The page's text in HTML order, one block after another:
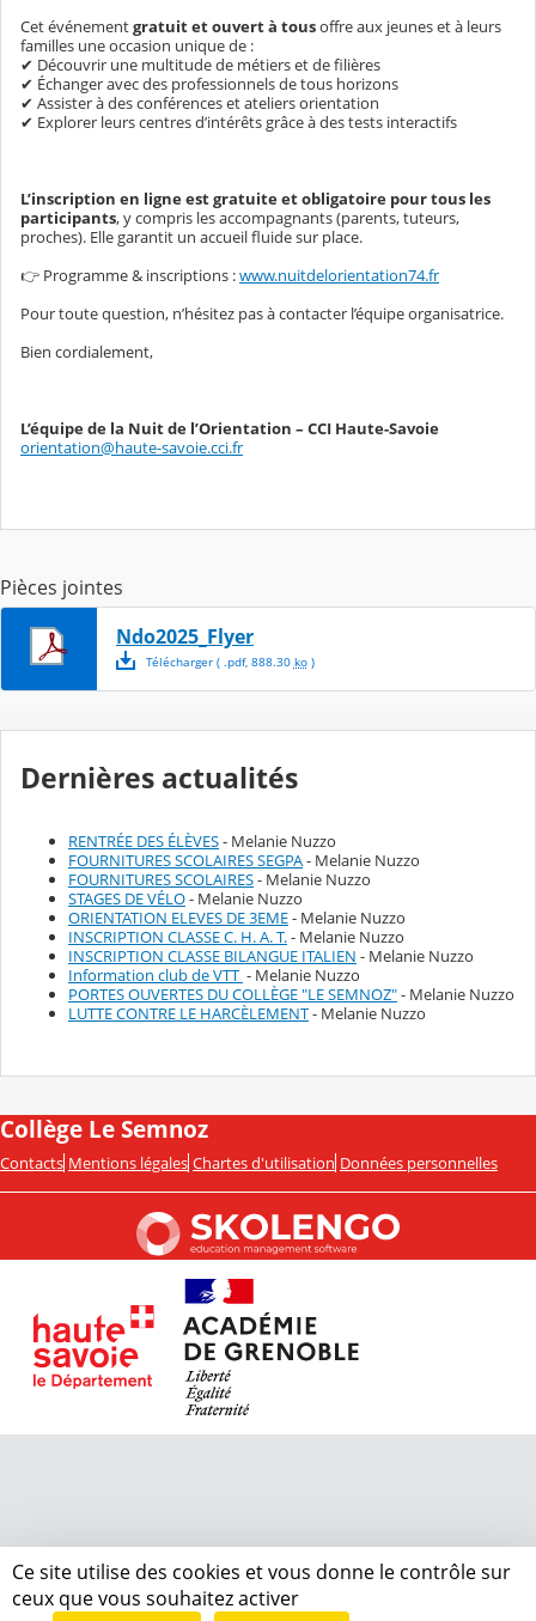
Cet événementgratuit et ouvert à tousoffre aux jeunes et à leurs
familles une occasion unique de :
✔ Découvrir une multitude de métiers et de filières
✔ Échanger avec des professionnels de tous horizons
✔ Assister à des conférences et ateliers orientation
✔ Explorer leurs centres d’intérêts grâce à des tests interactifs
L’inscription en ligne est gratuite et obligatoire pour tous les
participants, y compris les accompagnants (parents, tuteurs,
proches). Elle garantit un accueil fluide sur place.
👉 Programme & inscriptions :www.nuitdelorientation74.fr
Pour toute question, n’hésitez pas à contacter l’équipe organisatrice.
Bien cordialement,
L’équipe de la Nuit de l’Orientation – CCI Haute-Savoie
orientation@haute-savoie.cci.fr
Pièces jointes
Ndo2025_Flyer
Télécharger( .pdf, 888.30 ko)
Dernières actualités
RENTRÉE DES ÉLÈVES- Melanie Nuzzo
FOURNITURES SCOLAIRES SEGPA- Melanie Nuzzo
FOURNITURES SCOLAIRES- Melanie Nuzzo
STAGES DE VÉLO- Melanie Nuzzo
ORIENTATION ELEVES DE 3EME- Melanie Nuzzo
INSCRIPTION CLASSE C. H. A. T.- Melanie Nuzzo
INSCRIPTION CLASSE BILANGUE ITALIEN - Melanie Nuzzo
Information club de VTT - Melanie Nuzzo
PORTES OUVERTES DU COLLÈGE "LE SEMNOZ"- Melanie Nuzzo
LUTTE CONTRE LE HARCÈLEMENT- Melanie Nuzzo
Collège Le Semnoz
Contacts Mentions légales Chartes d'utilisation Données personnelles
Ce site utilise des cookies et vous donne le contrôle sur
ceux que vous souhaitez activer